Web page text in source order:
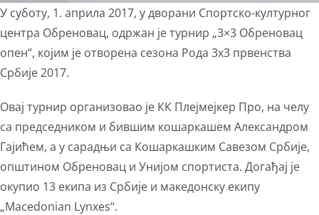
View
Larger
Image
У суботу, 1. априла 2017, у дворани Спортско-културног
центра Обреновац, одржан је турнир „3×3 Обреновац
опен“, којим је отворена сезона Рода 3х3 првенства
Србије 2017.
Овај турнир организовао је КК Плејмејкер Про, на челу
са председником и бившим кошаркашем Александром
Гајићем, а у сарадњи са Кошаркашким Савезом Србије,
општином Обреновац и Унијом спортиста. Догађај је
окупио 13 екипа из Србије и македонску екипу
„Macedonian Lynxes“.